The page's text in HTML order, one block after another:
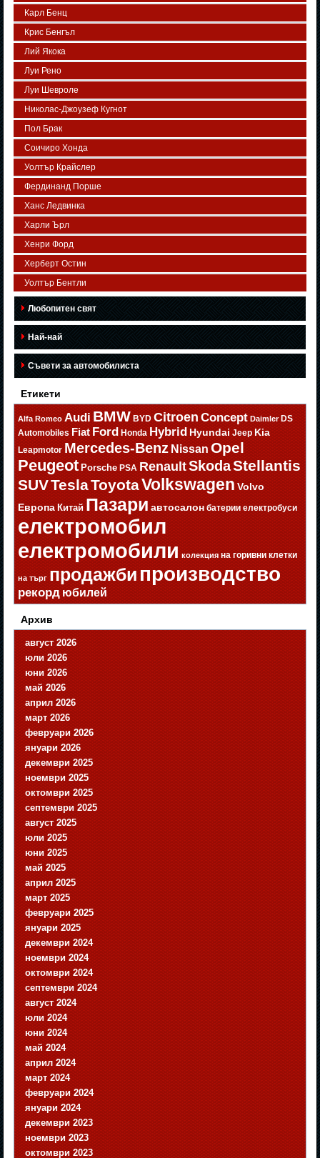
Карл Бенц
Крис Бенгъл
Лий Якока
Луи Рено
Луи Шевроле
Николас-Джоузеф Кугнот
Пол Брак
Соичиро Хонда
Уолтър Крайслер
Фердинанд Порше
Ханс Ледвинка
Харли Ърл
Хенри Форд
Херберт Остин
Уолтър Бентли
Любопитен свят
Най-най
Съвети за автомобилиста
Етикети
Alfa Romeo Audi BMW BYD Citroen Concept Daimler DS
Automobiles Fiat Ford Honda Hybrid Hyundai Jeep Kia
Leapmotor Mercedes-Benz Nissan Opel
Peugeot Porsche PSA RenaultSkodaStellantis
SUVTeslaToyotaVolkswagen Volvo
Европа Китай Пазари автосалон батерии електробуси
електромобил
електромобили колекция на горивни клетки
на търг продажбипроизводство
рекорд юбилей
Архив
август 2026
юли 2026
юни 2026
май 2026
април 2026
март 2026
февруари 2026
януари 2026
декември 2025
ноември 2025
октомври 2025
септември 2025
август 2025
юли 2025
юни 2025
май 2025
април 2025
март 2025
февруари 2025
януари 2025
декември 2024
ноември 2024
октомври 2024
септември 2024
август 2024
юли 2024
юни 2024
май 2024
април 2024
март 2024
февруари 2024
януари 2024
декември 2023
ноември 2023
октомври 2023